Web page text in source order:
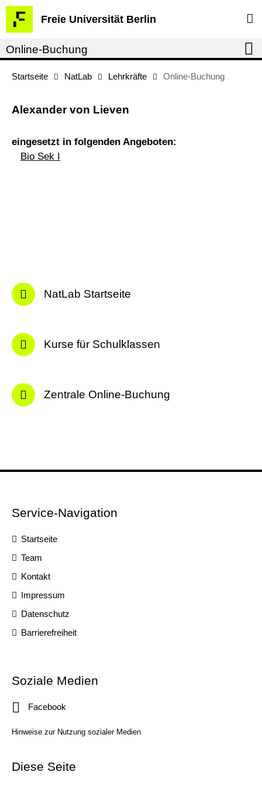
Springe
direkt
zu
Inhalt
Freie Universität Berlin
Service-
Navigation
Online-Buchung
Startseite NatLab Lehrkräfte Online-Buchung
Alexander von Lieven
eingesetzt in folgenden Angeboten:
Bio Sek I
NatLab Startseite
Kurse für Schulklassen
Zentrale Online-Buchung
Service-Navigation
Startseite
Team
Kontakt
Impressum
Datenschutz
Barrierefreiheit
Soziale Medien
Facebook
Hinweise zur Nutzung sozialer Medien
Diese Seite